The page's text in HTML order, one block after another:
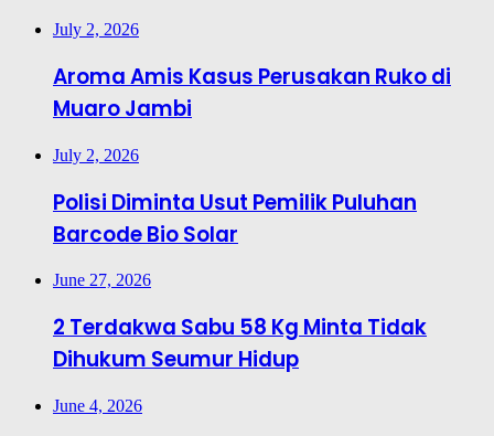
July 2, 2026
Aroma Amis Kasus Perusakan Ruko di
Muaro Jambi
July 2, 2026
Polisi Diminta Usut Pemilik Puluhan
Barcode Bio Solar
June 27, 2026
2 Terdakwa Sabu 58 Kg Minta Tidak
Dihukum Seumur Hidup
June 4, 2026